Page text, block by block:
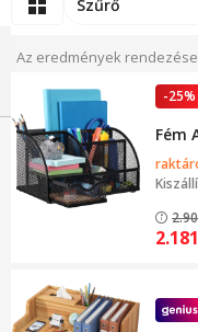
Szűrő
Az eredmények rendezése
-25%
Fém
2.181